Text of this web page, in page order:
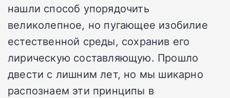
нашли способ упорядочить
великолепное, но пугающее изобилие
естественной среды, сохранив его
лирическую составляющую. Прошло
двести с лишним лет, но мы шикарно
распознаем эти принципы в